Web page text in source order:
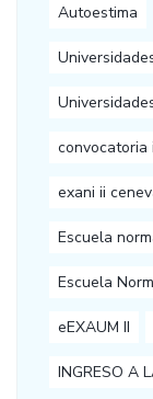
Autoestima
convocatoria
exani ii
Escuela
Escuela
eEXAUM II
INGRESO A